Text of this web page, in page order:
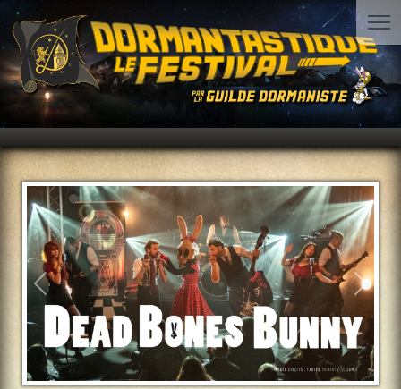
Précédent